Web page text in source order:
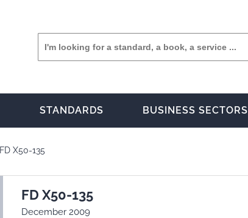
STANDARDS BUSINESS SECTORS
FD X50-135
FD X50-135
December 2009